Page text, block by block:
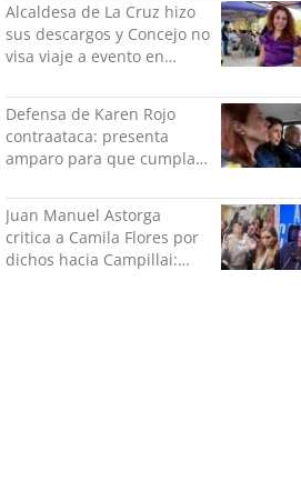
Alcaldesa de La Cruz hizo
sus descargos y Concejo no
visa viaje a evento en
grabación con abuso
sexual infantil
Defensa de Karen Rojo
contraataca: presenta
amparo para que cumpla
libertad
Juan Manuel Astorga
critica a Camila Flores por
dichos hacia Campillai: